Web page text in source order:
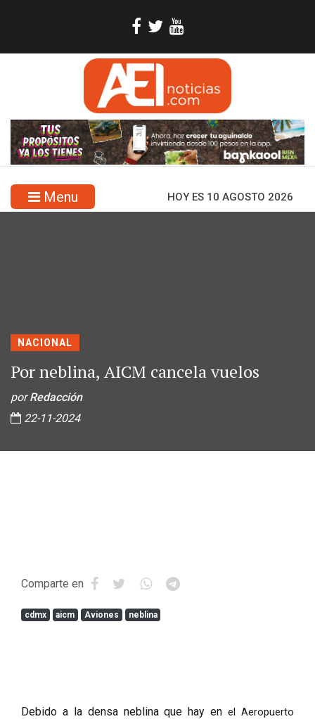
Menu HOY ES 10 AGOSTO 2026
NACIONAL
Por neblina, AICM cancela vuelos
porRedacción
22-11-2024
Comparte en
cdmx aicm Aviones neblina
Debido a la densa neblina que hay en el Aeropuerto